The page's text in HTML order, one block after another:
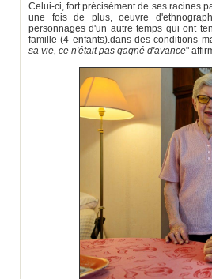
Celui-ci, fort précisément de ses racines
une fois de plus, oeuvre
personnages d'un autre temps qui ont
famille (4 enfants).dans des conditions
sa vie, ce n'était pas gagné d'avance"